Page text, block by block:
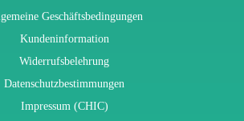
Geschäftsbedingungen
Kundeninformation
Widerrufsbelehrung
Datenschutzbestimmungen
Impressum (CHIC)